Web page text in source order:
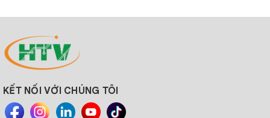
KẾT NỐI VỚI CHÚNG TÔI